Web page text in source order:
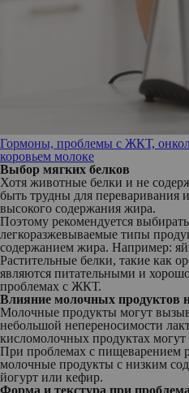
Гормоны, проблемы с ЖКТ,
коровьем молоке
Выбор мягких белков
Хотя животные белки и не
быть трудны для переваривания
высокого содержания жира.
Поэтому рекомендуется
легкоразжевываемые типы
содержанием жира. Например:
Растительные белки, такие как
являются питательными и
проблемах с ЖКТ.
Влияние молочных продуктов
Молочные продукты могут
небольшой непереносимости
кисломолочных продуктах
При проблемах с пищеварением
молочные продукты с низким
йогурт или кефир.
Форма и текстура при